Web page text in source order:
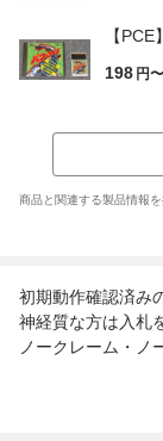
【
198 円〜
商品と関連する製品情報
初期動作確認済み
神経質な方は入札
ノークレーム・ノ